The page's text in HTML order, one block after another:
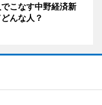
こなす中野経済新
んな人？